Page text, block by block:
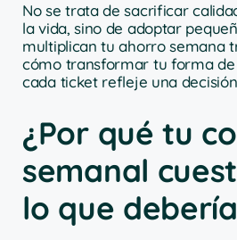
No se trata de sacrificar
la vida, sino de adoptar
multiplican tu ahorro semana
cómo transformar tu forma
cada ticket refleje una
¿Por qué tu
semanal
lo que